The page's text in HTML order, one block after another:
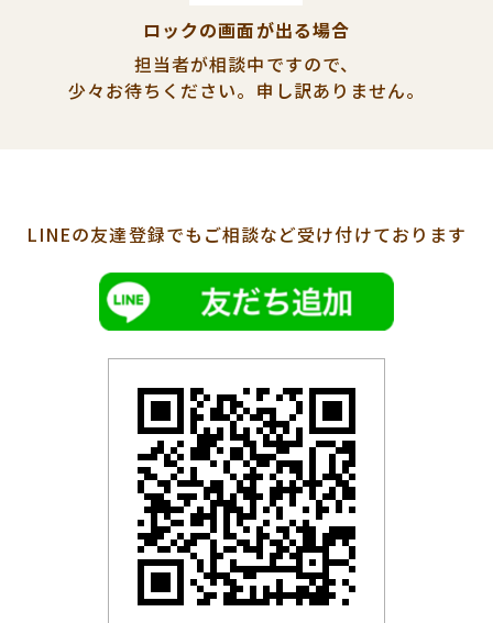
ロックの画面が出る場合
担当者が相談中ですので、
少々お待ちください。 申し訳ありません。
LINEの友達登録でも ご相談など受け付けております